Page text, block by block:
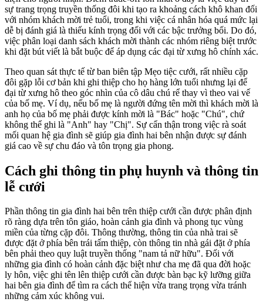
sự trang trọng truyền thống đôi khi tạo ra khoảng cách khô khan đối
với nhóm khách mời trẻ tuổi, trong khi việc cá nhân hóa quá mức lại
dễ bị đánh giá là thiếu kính trọng đối với các bậc trưởng bối. Do đó,
việc phân loại danh sách khách mời thành các nhóm riêng biệt trước
khi đặt bút viết là bắt buộc để áp dụng các đại từ xưng hô chính xác.
Theo quan sát thực tế từ ban biên tập Mẹo tiệc cưới, rất nhiều cặp
đôi gặp lỗi cơ bản khi ghi thiệp cho họ hàng lớn tuổi nhưng lại để
đại từ xưng hô theo góc nhìn của cô dâu chú rể thay vì theo vai vế
của bố mẹ. Ví dụ, nếu bố mẹ là người đứng tên mời thì khách mời là
anh họ của bố mẹ phải được kính mời là "Bác" hoặc "Chú", chứ
không thể ghi là "Anh" hay "Chị". Sự cẩn thận trong việc rà soát
mối quan hệ gia đình sẽ giúp gia đình hai bên nhận được sự đánh
giá cao về sự chu đáo và tôn trọng gia phong.
Cách ghi thông tin phụ huynh và thông tin
lễ cưới
Phần thông tin gia đình hai bên trên thiệp cưới cần được phân định
rõ ràng dựa trên tôn giáo, hoàn cảnh gia đình và phong tục vùng
miền của từng cặp đôi. Thông thường, thông tin của nhà trai sẽ
được đặt ở phía bên trái tấm thiệp, còn thông tin nhà gái đặt ở phía
bên phải theo quy luật truyền thống "nam tả nữ hữu". Đối với
những gia đình có hoàn cảnh đặc biệt như cha mẹ đã qua đời hoặc
ly hôn, việc ghi tên lên thiệp cưới cần được bàn bạc kỹ lưỡng giữa
hai bên gia đình để tìm ra cách thể hiện vừa trang trọng vừa tránh
những cảm xúc không vui.